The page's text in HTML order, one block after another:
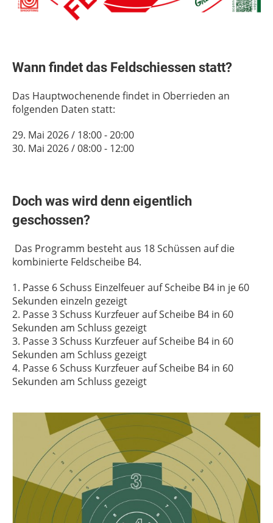
Wann findet das Feldschiessen statt?
Das Hauptwochenende findet in Oberrieden an
folgenden Daten statt:
29. Mai 2026 / 18:00 - 20:00
30. Mai 2026 / 08:00 - 12:00
Doch was wird denn eigentlich
geschossen?
Das Programm besteht aus 18 Schüssen auf die
kombinierte Feldscheibe B4.
1. Passe 6 Schuss Einzelfeuer auf Scheibe B4 in je 60
Sekunden einzeln gezeigt
2. Passe 3 Schuss Kurzfeuer auf Scheibe B4 in 60
Sekunden am Schluss gezeigt
3. Passe 3 Schuss Kurzfeuer auf Scheibe B4 in 60
Sekunden am Schluss gezeigt
4. Passe 6 Schuss Kurzfeuer auf Scheibe B4 in 60
Sekunden am Schluss gezeigt